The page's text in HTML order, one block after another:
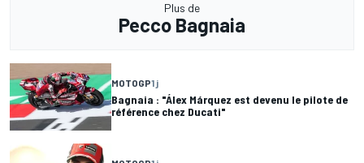
Plus de
Pecco Bagnaia
MOTOGP1 j
Bagnaia : "Álex Márquez est devenu le pilote de
référence chez Ducati"